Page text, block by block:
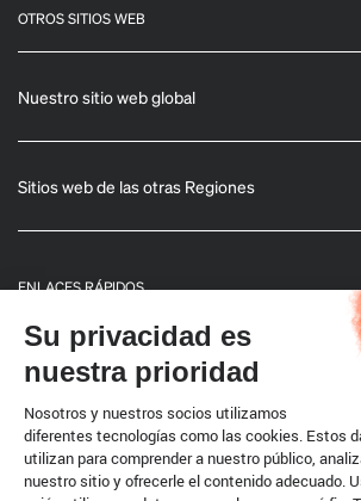
OTROS SITIOS WEB
Nuestro sitio web global
Sitios web de las otras Regiones
ENLACES RÁPIDOS
Informaciones generales
Boletín
Código terrestre
Su privacidad es
nuestra prioridad
Nosotros y nuestros socios utilizamos
diferentes tecnologías como las cookies. Estos
utilizan para comprender a nuestro público,
nuestro sitio y ofrecerle el contenido adecuado.